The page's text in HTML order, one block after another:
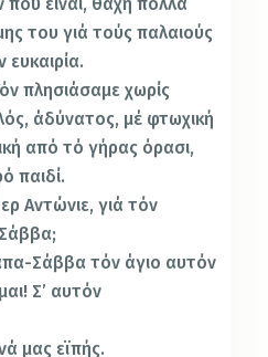
του γιά τούς παλαιούς
πλησιάσαμε χωρίς
άδύνατος, μέ φτωχική
από τό γήρας όρασι,
παιδί.
Αντώνιε, γιά τόν
Σάββα τόν άγιο αυτόν
Σ’ αυτόν
μας εϊπής.